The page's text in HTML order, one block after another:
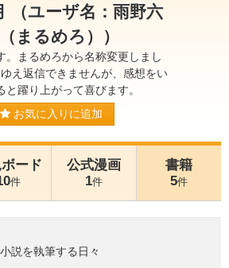
（ユーザ名：雨野六
まるめろ））
。まるめろから名称変更しまし
え返信できませんが、感想をい
と躍り上がって喜びます。
お気に入りに追加
ード
件
公式漫画
1件
書籍
5件
説を執筆する日々